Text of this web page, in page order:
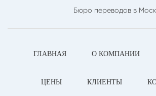
Бюро переводов в
ГЛАВНАЯ О КОМПАНИИ
ЦЕНЫ КЛИЕНТЫ